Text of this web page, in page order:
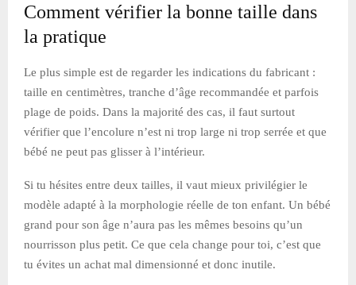
Comment vérifier la bonne taille dans
la pratique
Le plus simple est de regarder les indications du fabricant :
taille en centimètres, tranche d’âge recommandée et parfois
plage de poids. Dans la majorité des cas, il faut surtout
vérifier que l’encolure n’est ni trop large ni trop serrée et que
bébé ne peut pas glisser à l’intérieur.
Si tu hésites entre deux tailles, il vaut mieux privilégier le
modèle adapté à la morphologie réelle de ton enfant. Un bébé
grand pour son âge n’aura pas les mêmes besoins qu’un
nourrisson plus petit. Ce que cela change pour toi, c’est que
tu évites un achat mal dimensionné et donc inutile.